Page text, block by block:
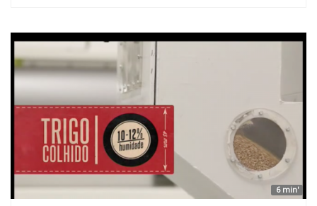
6 min'